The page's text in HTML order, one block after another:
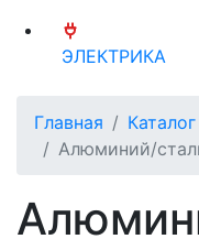
ЭЛЕКТРИКА
Главная Каталог
Алюминий/